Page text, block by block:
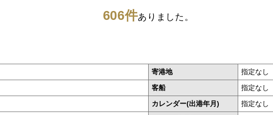
606件ありました。
寄港地
指定なし
客船
指定なし
カレンダー(出港年月)
指定なし